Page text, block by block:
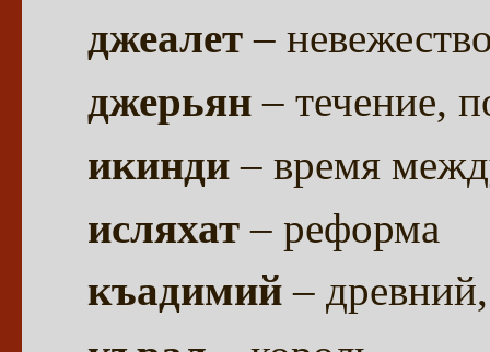
джеалет–
джерьян– течение,
икинди– время
исляхат– реформа
къадимий–